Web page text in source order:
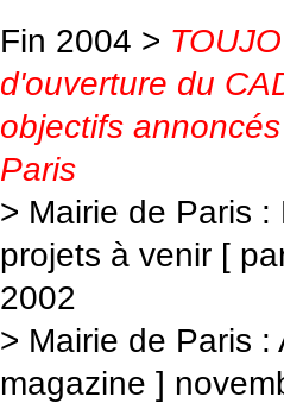
Fin 2004 >
d'ouverture du
objectifs
Paris
> Mairie de Paris
projets à venir [
2002
> Mairie de Paris
magazine ]